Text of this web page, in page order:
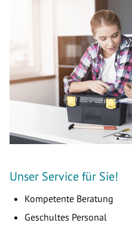
Unser Service für Sie!
Kompetente Beratung
Geschultes Personal